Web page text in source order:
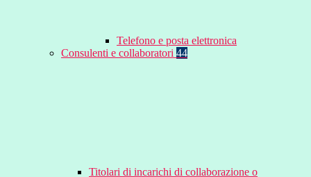
Telefono e posta elettronica
Consulenti e collaboratori 44
Titolari di incarichi di collaborazione o